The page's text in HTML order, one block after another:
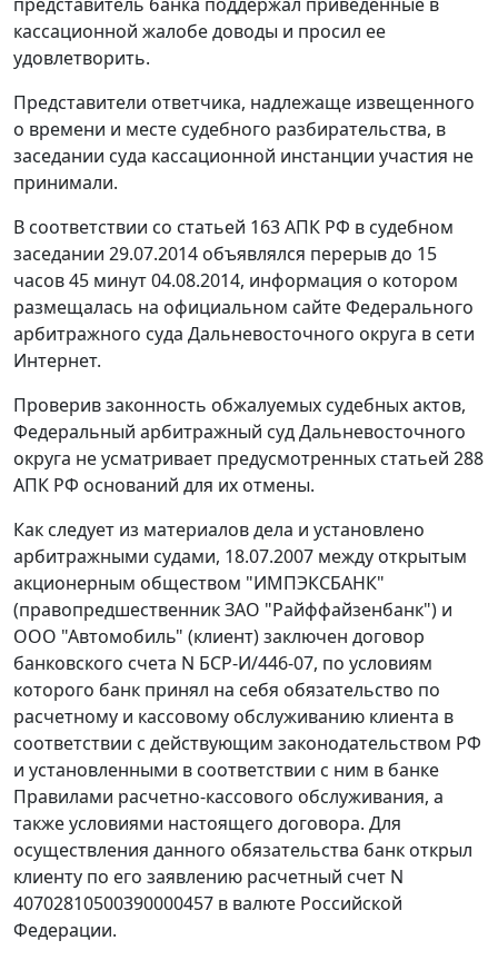
кассационной жалобе доводы и просил ее
удовлетворить.
Представители ответчика, надлежаще извещенного
о времени и месте судебного разбирательства, в
заседании суда кассационной инстанции участия не
принимали.
В соответствии со статьей 163 АПК РФ в судебном
заседании 29.07.2014 объявлялся перерыв до 15
часов 45 минут 04.08.2014, информация о котором
размещалась на официальном сайте Федерального
арбитражного суда Дальневосточного округа в сети
Интернет.
Проверив законность обжалуемых судебных актов,
Федеральный арбитражный суд Дальневосточного
округа не усматривает предусмотренных статьей 288
АПК РФ оснований для их отмены.
Как следует из материалов дела и установлено
арбитражными судами, 18.07.2007 между открытым
акционерным обществом "ИМПЭКСБАНК"
(правопредшественник ЗАО "Райффайзенбанк") и
ООО "Автомобиль" (клиент) заключен договор
банковского счета N БСР-И/446-07, по условиям
которого банк принял на себя обязательство по
расчетному и кассовому обслуживанию клиента в
соответствии с действующим законодательством РФ
и установленными в соответствии с ним в банке
Правилами расчетно-кассового обслуживания, а
также условиями настоящего договора. Для
осуществления данного обязательства банк открыл
клиенту по его заявлению расчетный счет N
40702810500390000457 в валюте Российской
Федерации.